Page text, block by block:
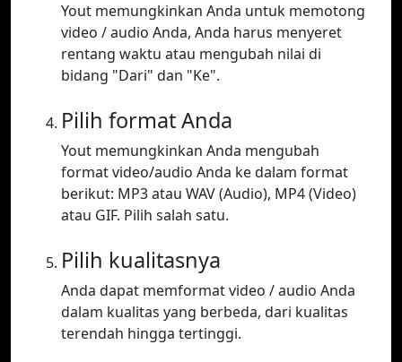
Yout memungkinkan Anda untuk memotong
video / audio Anda, Anda harus menyeret
rentang waktu atau mengubah nilai di
bidang "Dari" dan "Ke".
Pilih format Anda
Yout memungkinkan Anda mengubah
format video/audio Anda ke dalam format
berikut: MP3 atau WAV (Audio), MP4 (Video)
atau GIF. Pilih salah satu.
Pilih kualitasnya
Anda dapat memformat video / audio Anda
dalam kualitas yang berbeda, dari kualitas
terendah hingga tertinggi.